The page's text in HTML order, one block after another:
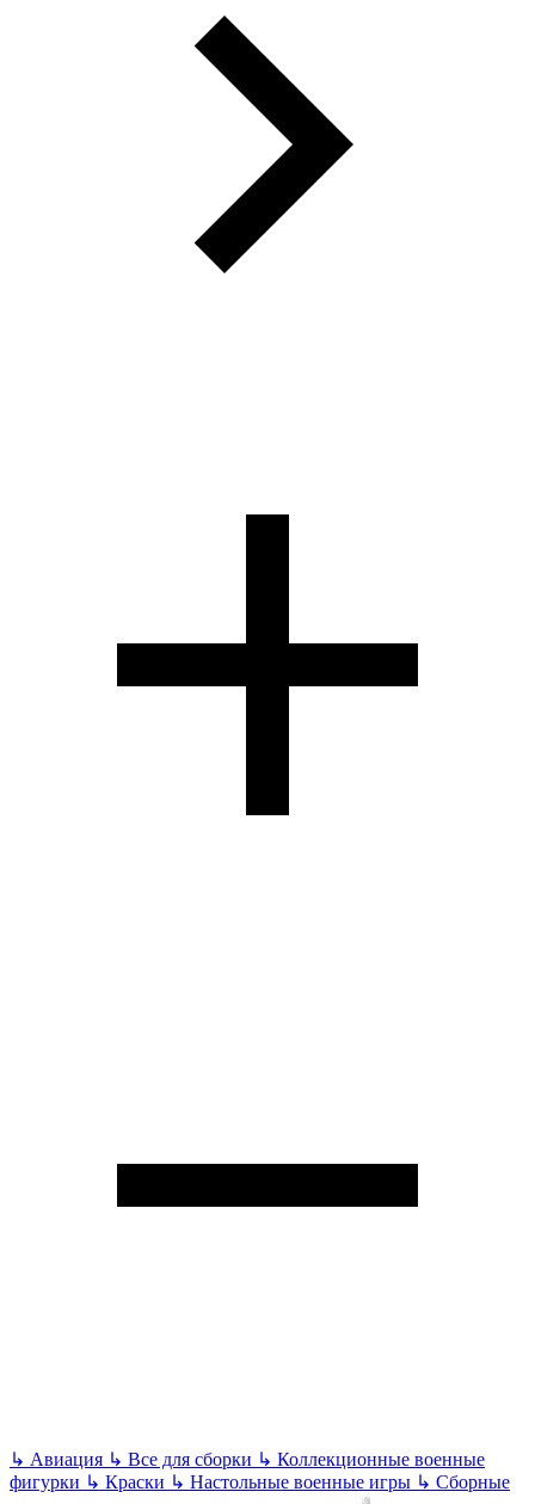
↳ Авиация ↳ Все для сборки ↳ Коллекционные военные
фигурки ↳ Краски ↳ Настольные военные игры ↳ Сборные